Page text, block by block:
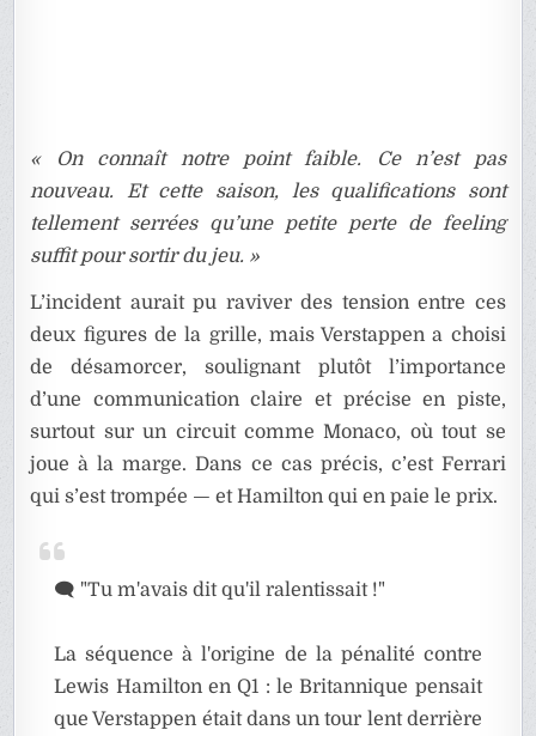
« On connaît notre point faible. Ce n’est pas
nouveau. Et cette saison, les qualifications sont
tellement serrées qu’une petite perte de feeling
suffit pour sortir du jeu. »
L’incident aurait pu raviver des tension entre ces
deux figures de la grille, mais Verstappen a choisi
de désamorcer, soulignant plutôt l’importance
d’une communication claire et précise en piste,
surtout sur un circuit comme Monaco, où tout se
joue à la marge. Dans ce cas précis, c’est Ferrari
qui s’est trompée — et Hamilton qui en paie le prix.
🗨️ "Tu m'avais dit qu'il ralentissait !"
La séquence à l'origine de la pénalité contre
Lewis Hamilton en Q1 : le Britannique pensait
que Verstappen était dans un tour lent derrière